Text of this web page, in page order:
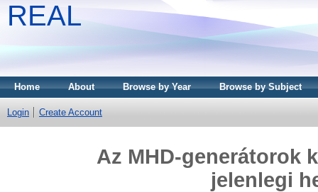
REAL
Home About Browse by Year Browse by Subject
Login Create Account
Az MHD-generátorok
jelenlegi